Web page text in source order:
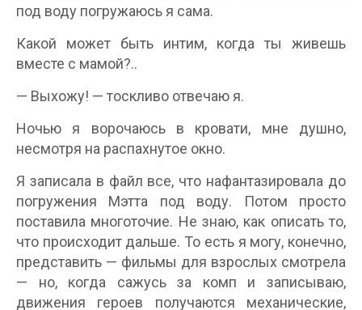
под воду погружаюсь я сама.
Какой может быть интим, когда ты живешь
вместе с мамой?..
— Выхожу! — тоскливо отвечаю я.
Ночью я ворочаюсь в кровати, мне душно,
несмотря на распахнутое окно.
Я записала в файл все, что нафантазировала до
погружения Мэтта под воду. Потом просто
поставила многоточие. Не знаю, как описать то,
что происходит дальше. То есть я могу, конечно,
представить — фильмы для взрослых смотрела
— но, когда сажусь за комп и записываю,
движения героев получаются механические,